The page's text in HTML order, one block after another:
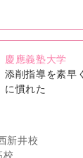
慶應義塾大学
添削指導を素早
に慣れた
新井校
校